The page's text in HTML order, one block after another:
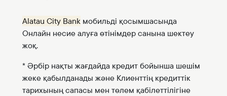
Alatau City Bank мобильді қосымшасында
Онлайн несие алуға өтінімдер санына шектеу
жоқ.
* Әрбір нақты жағдайда кредит бойынша шешім
жеке қабылданады және Клиенттің кредиттік
тарихының сапасы мен төлем қабілеттілігіне